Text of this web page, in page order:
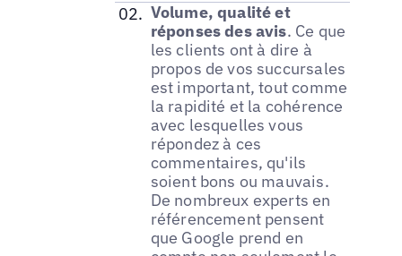
Volume, qualité et
réponses des avis. Ce que
les clients ont à dire à
propos de vos succursales
est important, tout comme
la rapidité et la cohérence
avec lesquelles vous
répondez à ces
commentaires, qu'ils
soient bons ou mauvais.
De nombreux experts en
référencement pensent
que Google prend en